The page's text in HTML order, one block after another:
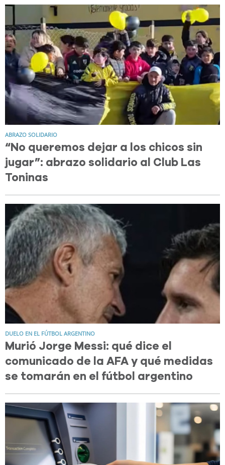
ABRAZO SOLIDARIO
“No queremos dejar a los chicos sin
jugar”: abrazo solidario al Club Las
Toninas
DUELO EN EL FÚTBOL ARGENTINO
Murió Jorge Messi: qué dice el
comunicado de la AFA y qué medidas
se tomarán en el fútbol argentino